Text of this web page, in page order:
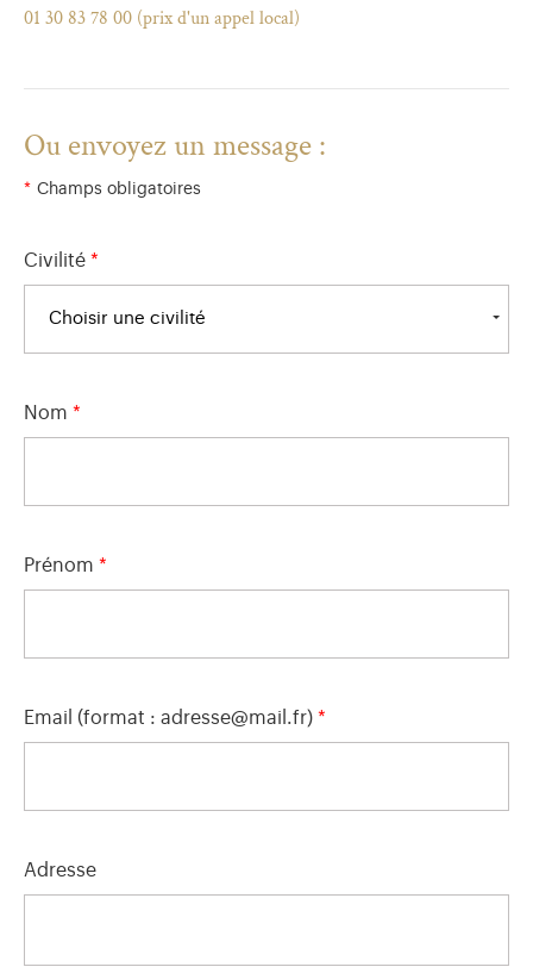
onglet)
nouvel onglet)
fenêtre modale)
de l'application (ouverture dans un nouvel onglet)
01 30 83 78 00 (prix d'un appel local)
Ou envoyez un message :
* Champs obligatoires
Civilité *
Choisir une civilité
Nom *
Prénom *
Email (format : adresse@mail.fr) *
Adresse